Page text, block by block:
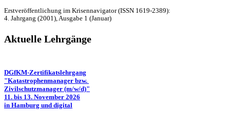
Erstveröffentlichung im Krisennavigator (ISSN 1619-2389):
4. Jahrgang (2001), Ausgabe 1 (Januar)
Aktuelle Lehrgänge
DGfKM-Zertifikatslehrgang
"Katastrophenmanager bzw.
Zivilschutzmanager (m/w/d)"
11. bis 13. November 2026
in Hamburg und digital